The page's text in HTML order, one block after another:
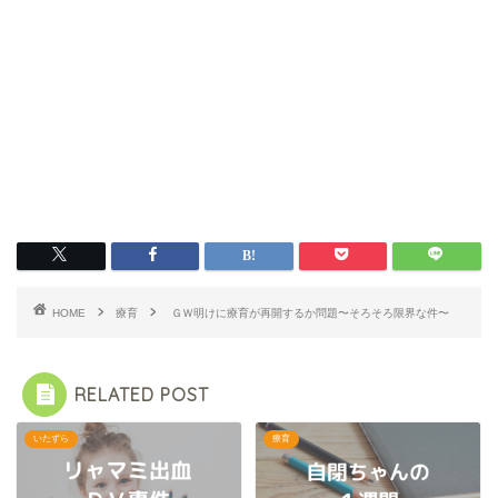
HOME 療育 ＧＷ明けに療育が再開するか問題〜そろそろ限界な件〜
RELATED POST
いたずら 療育